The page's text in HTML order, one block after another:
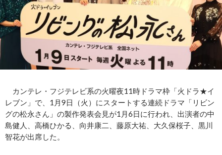
カンテレ・フジテレビ系の火曜夜11時ドラマ枠「火ドラ★イ
レブン」で、1月9日（火）にスタートする連続ドラマ「リビン
グの松永さん」の製作発表会見が1月6日に行われ、出演者の中
島健人、高橋ひかる、向井康二、藤原大祐、大久保桜子、黒川
智花が出席した。